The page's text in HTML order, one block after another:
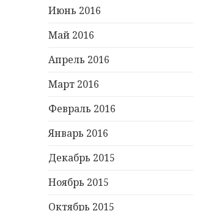
Июнь 2016
Май 2016
Апрель 2016
Март 2016
Февраль 2016
Январь 2016
Декабрь 2015
Ноябрь 2015
Октябрь 2015